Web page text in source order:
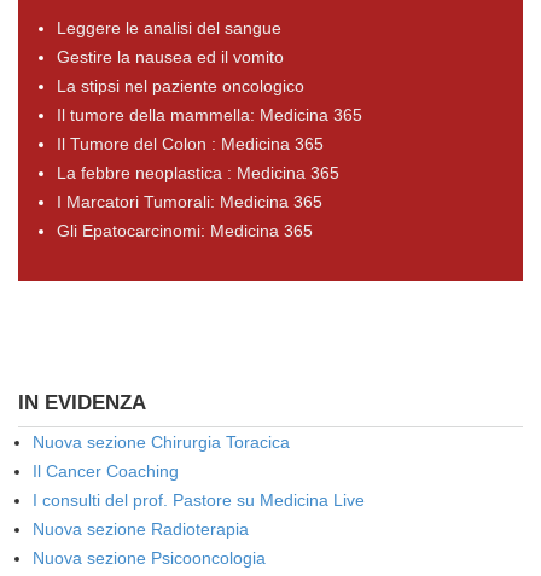
Leggere le analisi del sangue
Gestire la nausea ed il vomito
La stipsi nel paziente oncologico
Il tumore della mammella: Medicina 365
Il Tumore del Colon : Medicina 365
La febbre neoplastica : Medicina 365
I Marcatori Tumorali: Medicina 365
Gli Epatocarcinomi: Medicina 365
IN EVIDENZA
Nuova sezione Chirurgia Toracica
Il Cancer Coaching
I consulti del prof. Pastore su Medicina Live
Nuova sezione Radioterapia
Nuova sezione Psicooncologia